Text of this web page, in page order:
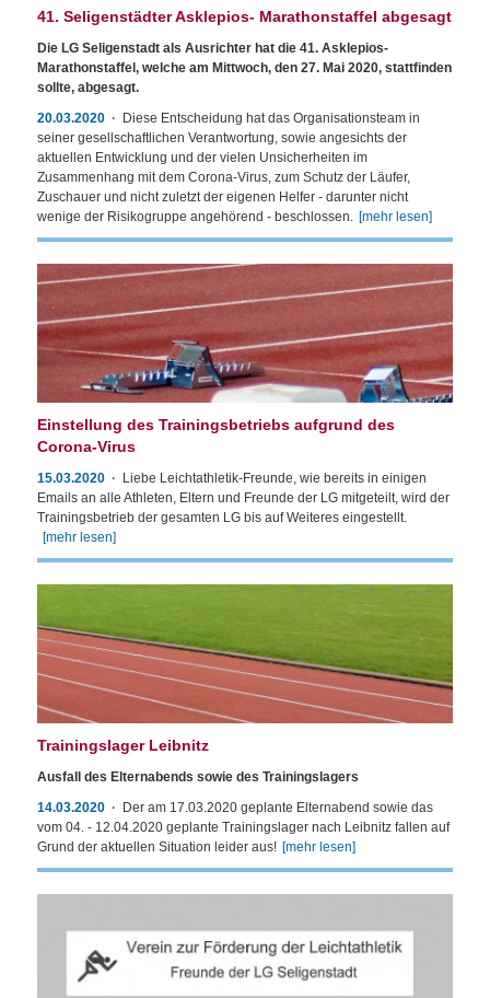
41. Seligenstädter Asklepios- Marathonstaffel abgesagt
Die LG Seligenstadt als Ausrichter hat die 41. Asklepios-
Marathonstaffel, welche am Mittwoch, den 27. Mai 2020, stattfinden
sollte, abgesagt.
20.03.2020
Diese Entscheidung hat das Organisationsteam in
seiner gesellschaftlichen Verantwortung, sowie angesichts der
aktuellen Entwicklung und der vielen Unsicherheiten im
Zusammenhang mit dem Corona-Virus, zum Schutz der Läufer,
Zuschauer und nicht zuletzt der eigenen Helfer - darunter nicht
wenige der Risikogruppe angehörend - beschlossen. [mehr lesen]
Einstellung des Trainingsbetriebs aufgrund des
Corona-Virus
15.03.2020
Liebe Leichtathletik-Freunde, wie bereits in einigen
Emails an alle Athleten, Eltern und Freunde der LG mitgeteilt, wird der
Trainingsbetrieb der gesamten LG bis auf Weiteres eingestellt.
[mehr lesen]
Trainingslager Leibnitz
Ausfall des Elternabends sowie des Trainingslagers
14.03.2020
Der am 17.03.2020 geplante Elternabend sowie das
vom 04. - 12.04.2020 geplante Trainingslager nach Leibnitz fallen auf
Grund der aktuellen Situation leider aus! [mehr lesen]